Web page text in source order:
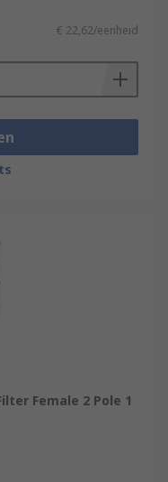
€ 22,62/eenheid
Female 2 Pole 1